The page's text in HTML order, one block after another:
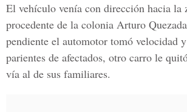
El vehículo venía con dirección hacia la
procedente de la colonia Arturo Quezada
pendiente el automotor tomó velocidad
parientes de afectados, otro carro le
vía al de sus familiares.